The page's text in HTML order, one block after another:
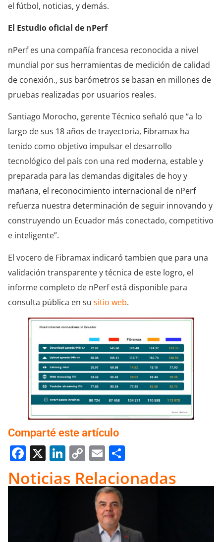
el fútbol, noticias, y demás.
El Estudio oficial de nPerf
nPerf es una compañía francesa reconocida a nivel
mundial por sus herramientas de medición de calidad
de conexión., sus barómetros se basan en millones de
pruebas realizadas por usuarios reales.
Santiago Morocho, gerente Técnico señaló que “a lo
largo de sus 18 años de trayectoria, Fibramax ha
tenido como objetivo impulsar el desarrollo
tecnológico del país con una red moderna, estable y
preparada para las demandas digitales de hoy y
mañana, el reconocimiento internacional de nPerf
refuerza nuestra determinación de seguir innovando y
construyendo un Ecuador más conectado, competitivo
e inteligente”.
El vocero de Fibramax indicaró tambien que para una
validación transparente y técnica de este logro, el
informe completo de nPerf está disponible para
consulta pública en su sitio web.
Comparté este artículo
Facebook
X LinkedIn
Copy
Link
Email
Noticias Relacionadas